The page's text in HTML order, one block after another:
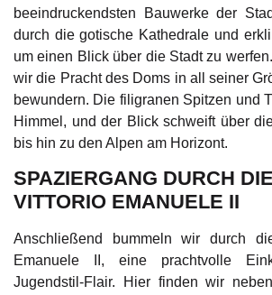
beeindruckendsten Bauwerke der
durch die gotische Kathedrale und
um einen Blick über die Stadt zu
wir die Pracht des Doms in all seiner
bewundern. Die filigranen Spitzen und
Himmel, und der Blick schweift über
bis hin zu den Alpen am Horizont.
SPAZIERGANG DURCH
VITTORIO EMANUELE II
Anschließend bummeln wir durch
Emanuele II, eine prachtvolle
Jugendstil-Flair. Hier finden wir